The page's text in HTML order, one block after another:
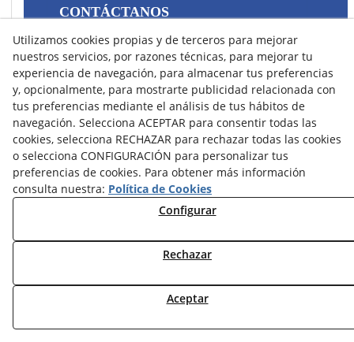
CONTÁCTANOS
43400 Montblanc (Tarragona) España
spain@precisionsport.eu
Aviso Legal Política de Cookies
Política de Privacidad
© 08/2026 Precision Sport - Todos los derechos reservados.
Utilizamos cookies propias y de terceros para mejorar
nuestros servicios, por razones técnicas, para mejorar tu
experiencia de navegación, para almacenar tus preferencias
y, opcionalmente, para mostrarte publicidad relacionada con
tus preferencias mediante el análisis de tus hábitos de
navegación. Selecciona ACEPTAR para consentir todas las
cookies, selecciona RECHAZAR para rechazar todas las cookies
o selecciona CONFIGURACIÓN para personalizar tus
preferencias de cookies. Para obtener más información
consulta nuestra: Política de Cookies
Configurar
Rechazar
Aceptar